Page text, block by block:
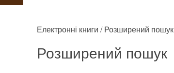
Електронні книги / Розширений пошук
Розширений пошук